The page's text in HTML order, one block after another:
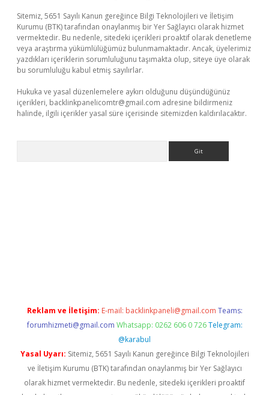
Sitemiz, 5651 Sayılı Kanun gereğince Bilgi Teknolojileri ve İletişim
Kurumu (BTK) tarafından onaylanmış bir Yer Sağlayıcı olarak hizmet
vermektedir. Bu nedenle, sitedeki içerikleri proaktif olarak denetleme
veya araştırma yükümlülüğümüz bulunmamaktadır. Ancak, üyelerimiz
yazdıkları içeriklerin sorumluluğunu taşımakta olup, siteye üye olarak
bu sorumluluğu kabul etmiş sayılırlar.
Hukuka ve yasal düzenlemelere aykırı olduğunu düşündüğünüz
içerikleri, backlinkpanelicomtr@gmail.com adresine bildirmeniz
halinde, ilgili içerikler yasal süre içerisinde sitemizden kaldırılacaktır.
Reklam ve İletişim: E-mail: backlinkpaneli@gmail.com Teams:
forumhizmeti@gmail.com Whatsapp: 0262 606 0 726 Telegram:
@karabul
Yasal Uyarı: Sitemiz, 5651 Sayılı Kanun gereğince Bilgi Teknolojileri
ve İletişim Kurumu (BTK) tarafından onaylanmış bir Yer Sağlayıcı
olarak hizmet vermektedir. Bu nedenle, sitedeki içerikleri proaktif